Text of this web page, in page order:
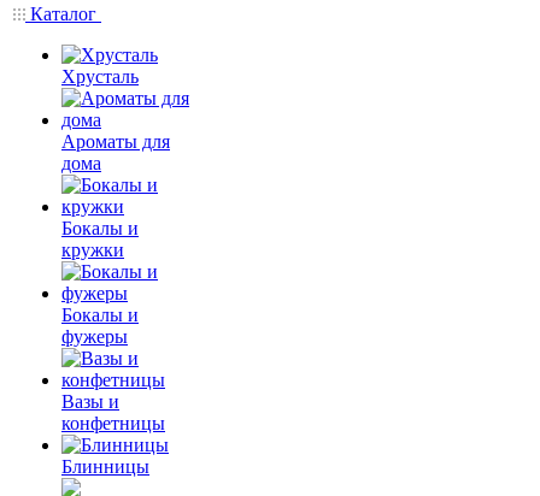
Каталог
Хрусталь
Ароматы для
дома
Бокалы и
кружки
Бокалы и
фужеры
Вазы и
конфетницы
Блинницы